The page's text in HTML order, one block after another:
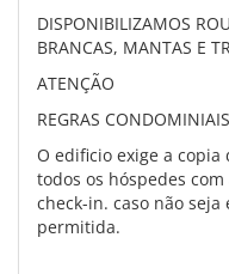
DISPONIBILIZAMOS
BRANCAS, MANTAS E
ATENÇÃO
REGRAS CONDOMINIAIS
O edificio exige a
todos os hóspedes
check-in. caso não
permitida.